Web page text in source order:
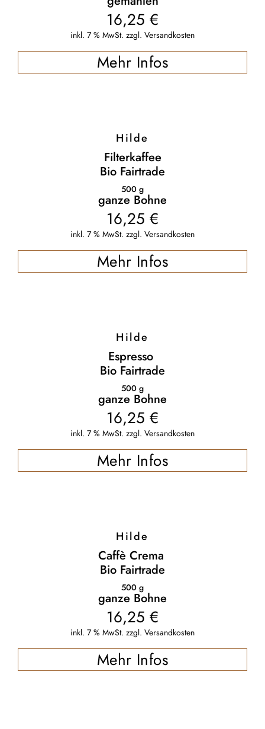
16,25 €
inkl. 7 % MwSt. zzgl. Versandkosten
Mehr Infos
Hilde
Filterkaffee
Bio Fairtrade
500 g
ganze Bohne
16,25 €
inkl. 7 % MwSt. zzgl. Versandkosten
Mehr Infos
Hilde
Espresso
Bio Fairtrade
500 g
ganze Bohne
16,25 €
inkl. 7 % MwSt. zzgl. Versandkosten
Mehr Infos
Hilde
Caffè Crema
Bio Fairtrade
500 g
ganze Bohne
16,25 €
inkl. 7 % MwSt. zzgl. Versandkosten
Mehr Infos